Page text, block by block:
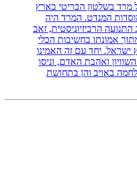
האצ"ל על מרד בשלטון הבריטי בארץ
המנדט. המרד היה
הרביזיוניסטית, זאב
אמונתו בחשיבות הכלי
ישראל. יחד עם זה האמינו
ואהבת האדם, וניסו
באויב והן בתחושת